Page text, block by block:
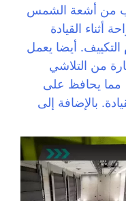
من أشعة الشمس
أثناء القيادة
أيضا يعمل
من التلاشي
مما يحافظ على
بالإضافة إلى